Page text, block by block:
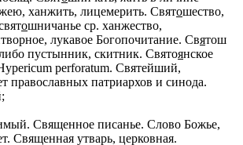
ханжить, лицемерить. Святошество,
ошничанье ср. ханжество,
лукавое Богопочитание. Святош
пустынник, скитник. Святоянское
perforatum. Святейший,
православных патриархов и синода.
Священное писанье. Слово Божье,
Священная утварь, церковная.